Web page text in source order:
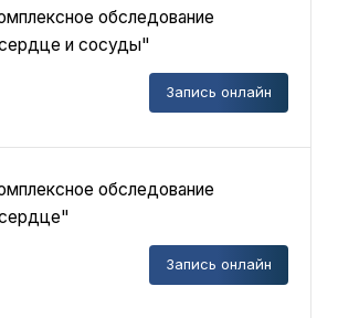
обследование
и сосуды"
Запись онлайн
обследование
Запись онлайн